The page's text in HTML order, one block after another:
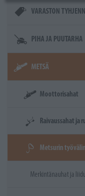
VARASTON
PIHA JA PUUTARHA
METSÄ
Moottorisahat
Raivaussahat ja
Metsurin
Merkintänauhat ja